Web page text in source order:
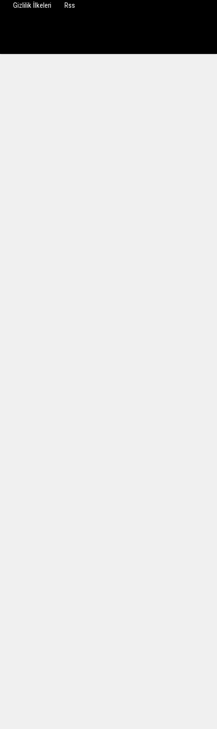
Gizlilik İlkeleri
Rss